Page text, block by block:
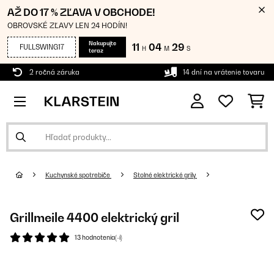
AŽ DO 17 % ZĽAVA V OBCHODE!
OBROVSKÉ ZĽAVY LEN 24 HODÍN!
FULLSWING17
Nakupujte
teraz
11 H 04 M 29 S
2 ročná záruka 14 dní na vrátenie tovaru
Kuchynské spotrebiče Stolné elektrické grily
Grillmeile 4400 elektrický gril
13 hodnotenia(-í)